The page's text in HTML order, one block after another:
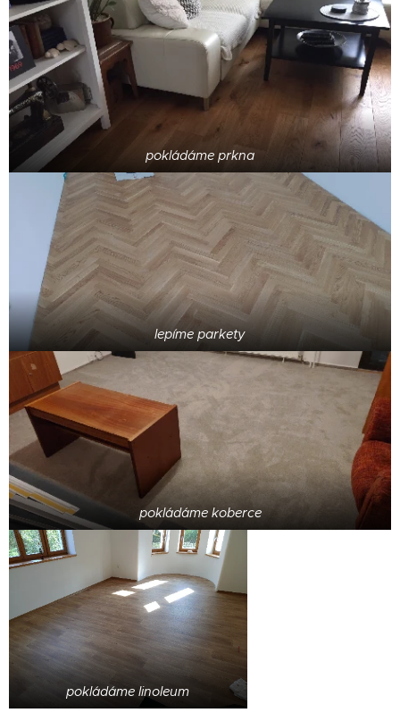
pokládáme prkna
lepíme parkety
pokládáme koberce
pokládáme linoleum